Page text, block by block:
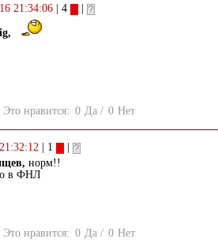
21:34:06 | 4
Это нравится: 0 Да / 0 Нет
| 1
норм!!
в ФНЛ
Это нравится: 0 Да / 0 Нет